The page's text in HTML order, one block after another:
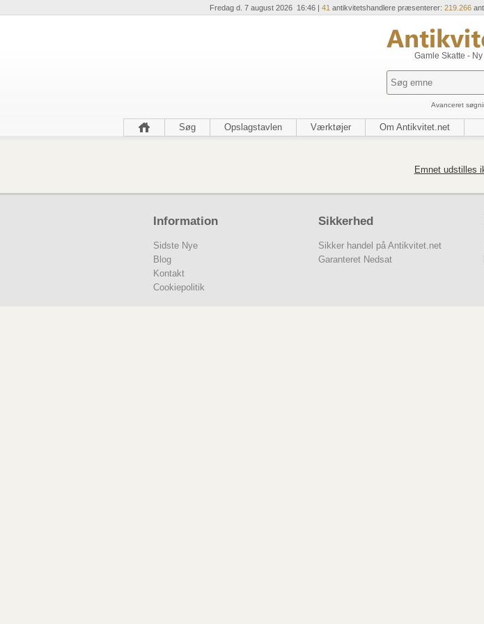
Fredag d. 7 august 2026 16:46 | 41 antikvitetshandlere præsenterer: 219.266
Gamle Skatte -
Avanceret
Søg Opslagstavlen Værktøjer Om Antikvitet.net
Emnet udstilles
Information
Sidste Nye
Blog
Kontakt
Cookiepolitik
Sikkerhed
Sikker handel på Antikvitet.net
Garanteret Nedsat